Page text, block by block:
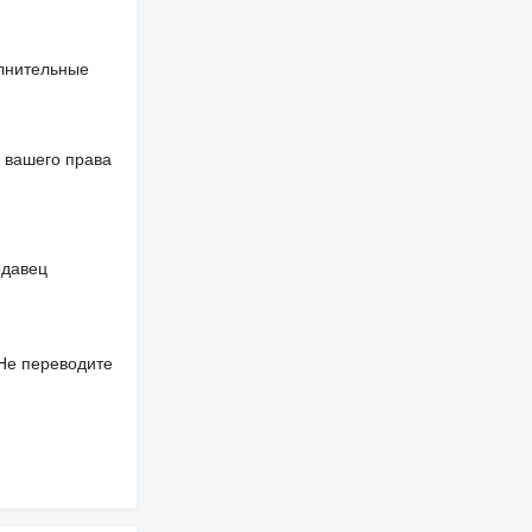
так
партнер
права
переводите